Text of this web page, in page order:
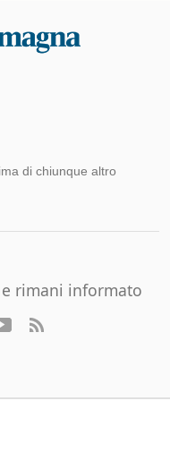
di chiunque altro
rimani informato